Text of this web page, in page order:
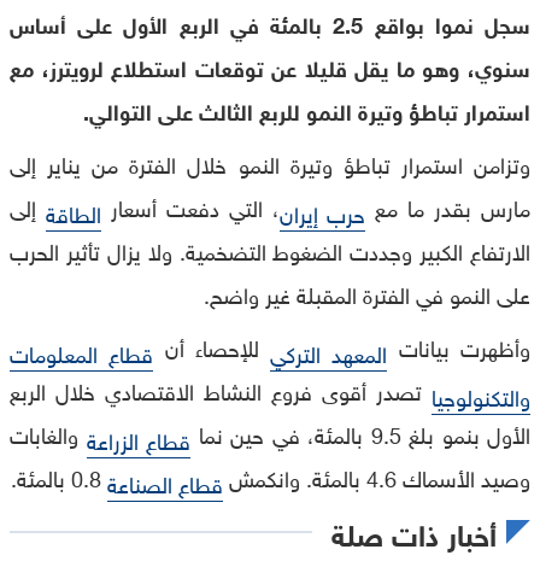
سجل نموا بواقع 2.5 بالمئة في الربع الأول على أساس
سنوي، وهو ما يقل قليلا عن توقعات استطلاع لرويترز، مع
استمرار تباطؤ وتيرة النمو للربع الثالث على التوالي.
وتزامن استمرار تباطؤ وتيرة النمو خلال الفترة من يناير إلى
مارس بقدر ما مع حرب إيران، التي دفعت أسعار الطاقة إلى
الارتفاع الكبير وجددت الضغوط التضخمية. ولا يزال تأثير الحرب
على النمو في الفترة المقبلة غير واضح.
وأظهرت بيانات المعهد التركي للإحصاء أن قطاع المعلومات
والتكنولوجيا تصدر أقوى فروع النشاط الاقتصادي خلال الربع
الأول بنمو بلغ 9.5 بالمئة، في حين نما
قطاع الزراعة والغابات
وصيد الأسماك 4.6 بالمئة. وانكمش
قطاع الصناعة
أخبار ذات صلة